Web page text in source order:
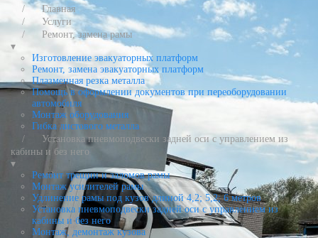
Главная
Услуги
Ремонт, замена рамы
▾
Изготовление эвакуаторных платформ
Ремонт, замена эвакуаторных платформ
Плазменная резка металла
Помощь в оформлении документов при переоборудовании
автомобиля
Монтаж оборудования
Гибка листового металла
Установка пневмоподвески задней оси с управлением из
кабины и без него
▾
Ремонт трещин и заломов рамы
Монтаж усилителей рамы
Удлинение рамы под кузов длиной 4,2; 5,2; 6 метров
Установка пневмоподвески задней оси с управлением из
кабины и без него
Монтаж, демонтаж кузова